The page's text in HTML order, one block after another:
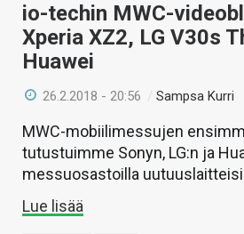
io-techin MWC-
Xperia XZ2, LG V30s
Huawei
26.2.2018 - 20:56 /Sampsa Kurri
MWC-mobiilimessujen
tutustuimme Sonyn, LG:n ja
messuosastoilla
Lue lisää